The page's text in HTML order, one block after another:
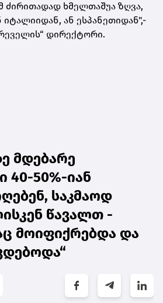
ძირითადად ხმელთაშუა ზღვა,
იტალიიდან, ან ესპანეთიდან",-
დირექტორი.
მდებარე
40-50%-იან
საკმაოდ
წავალთ -
მოიფიქრებდა და